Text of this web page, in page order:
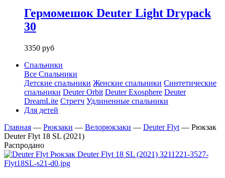
Гермомешок Deuter Light Drypack
30
3350 руб
Спальники
Все Спальники
Детские спальники Женские спальники Синтетические
спальники Deuter Orbit Deuter Exosphere Deuter
DreamLite Стретч Удлиненные спальники
Для детей
Главная — Рюкзаки — Велорюкзаки — Deuter Flyt — Рюкзак
Deuter Flyt 18 SL (2021)
Распродано